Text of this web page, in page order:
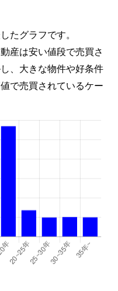
たグラフです。
産は安い値段で売買さ
、大きな物件や好条件
で売買されているケー